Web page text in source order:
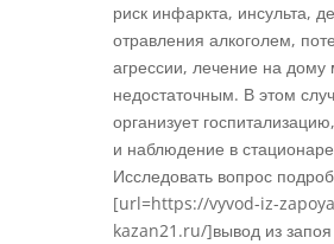
риск инфаркта, инсульта,
отравления алкоголем,
агрессии, лечение на дому
недостаточным. В этом
организует
и наблюдение в
Исследовать вопрос
[url=https://vyvod-iz-
kazan21.ru/]вывод из